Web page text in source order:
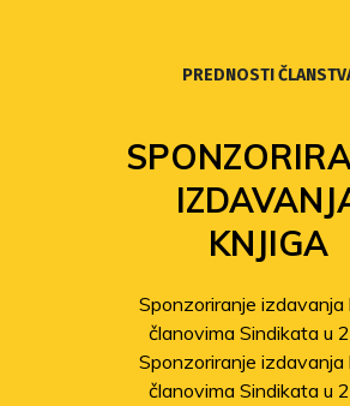
PREDNOSTI
KNJIGA
Sponzoriranje izdavanja
članovima Sindikata u
Sponzoriranje izdavanja
članovima Sindikata u